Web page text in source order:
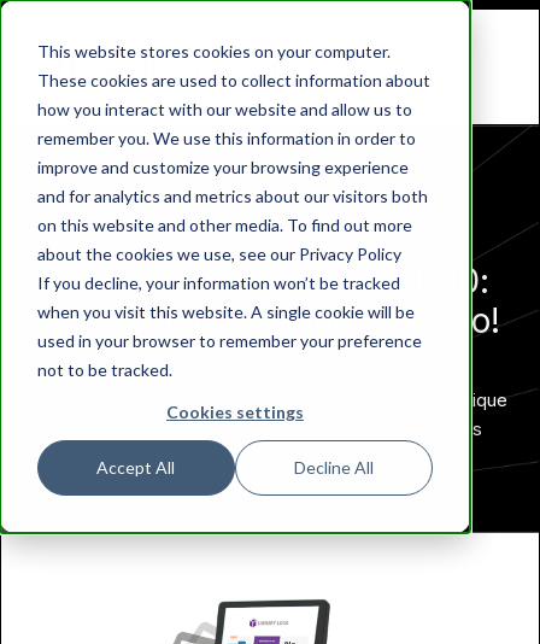
This website stores cookies on your computer.
These cookies are used to collect information about
how you interact with our website and allow us to
remember you. We use this information in order to
improve and customize your browsing experience
and for analytics and metrics about our visitors both
on this website and other media. To find out more
about the cookies we use, see our Privacy Policy
If you decline, your information won’t be tracked
when you visit this website. A single cookie will be
used in your browser to remember your preference
not to be tracked.
Cookies settings
Accept All Decline All
Descubra o selfCheck 3000:
baixe o folheto agora mesmo!
Baixe o folheto e deixe que o selfCheck 3000 simplifique
as transações para que você possa se concentrar nas
transformações.